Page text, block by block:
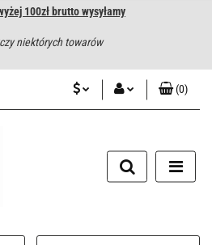
100zł brutto wysyłamy
niektórych towarów
Zarejestruj się
Dodaj zgłoszenie
(0)